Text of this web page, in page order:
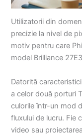
Utilizatorii din
precizie la nivel de
motiv pentru care
model Brilliance
Datorită
a celor două porturi
culorile într-un mod
fluxului de lucru. Fie
video sau